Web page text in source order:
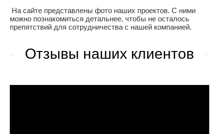
На сайте представлены фото наших проектов. С ними
можно познакомиться детальнее, чтобы не осталось
препятствий для сотрудничества с нашей компанией.
Отзывы наших клиентов